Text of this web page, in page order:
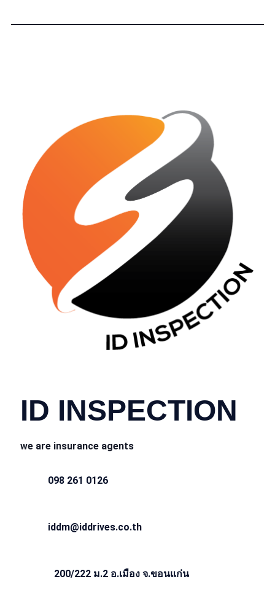
ID INSPECTION
we are insurance agents
098 261 0126
iddm@iddrives.co.th
200/222 ม.2 อ.เมือง จ.ขอนแก่น